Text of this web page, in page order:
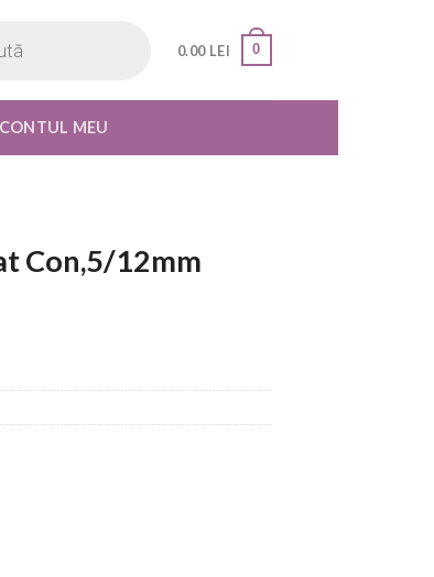
0.00 LEI 0
CONTUL MEU
Con,5/12mm